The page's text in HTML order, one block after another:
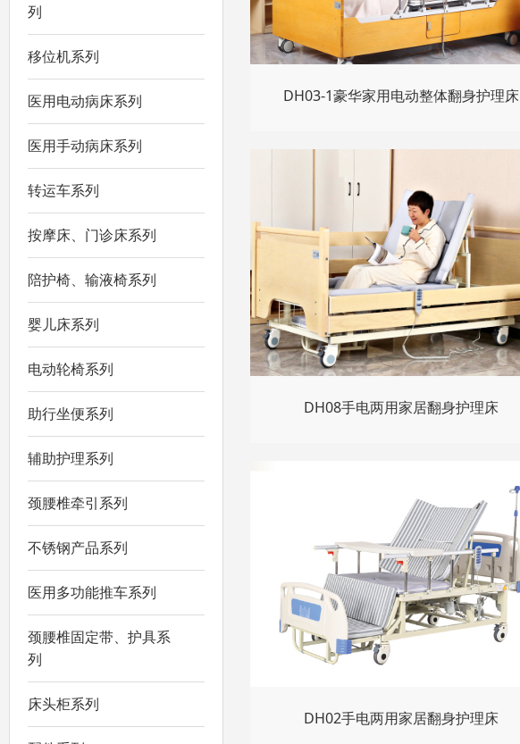
列
移位机系列
医用电动病床系列
医用手动病床系列
转运车系列
按摩床、门诊床系列
陪护椅、输液椅系列
婴儿床系列
电动轮椅系列
助行坐便系列
辅助护理系列
颈腰椎牵引系列
不锈钢产品系列
医用多功能推车系列
颈腰椎固定带、护具系
列
床头柜系列
DH03-1豪华家用电动整体翻身护理床
DH08手电两用家居翻身护理床
DH02手电两用家居翻身护理床